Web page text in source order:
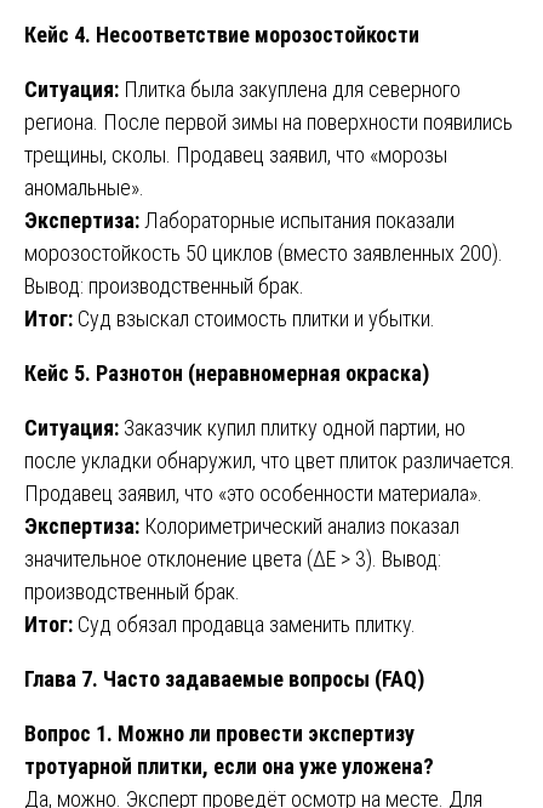
Кейс 4. Несоответствие морозостойкости
Ситуация: Плитка была закуплена для северного
региона. После первой зимы на поверхности появились
трещины, сколы. Продавец заявил, что «морозы
аномальные».
Экспертиза: Лабораторные испытания показали
морозостойкость 50 циклов (вместо заявленных 200).
Вывод: производственный брак.
Итог: Суд взыскал стоимость плитки и убытки.
Кейс 5. Разнотон (неравномерная окраска)
Ситуация: Заказчик купил плитку одной партии, но
после укладки обнаружил, что цвет плиток различается.
Продавец заявил, что «это особенности материала».
Экспертиза: Колориметрический анализ показал
значительное отклонение цвета (ΔE > 3). Вывод:
производственный брак.
Итог: Суд обязал продавца заменить плитку.
Глава 7. Часто задаваемые вопросы (FAQ)
Вопрос 1. Можно ли провести экспертизу
тротуарной плитки, если она уже уложена?
Да, можно. Эксперт проведёт осмотр на месте. Для